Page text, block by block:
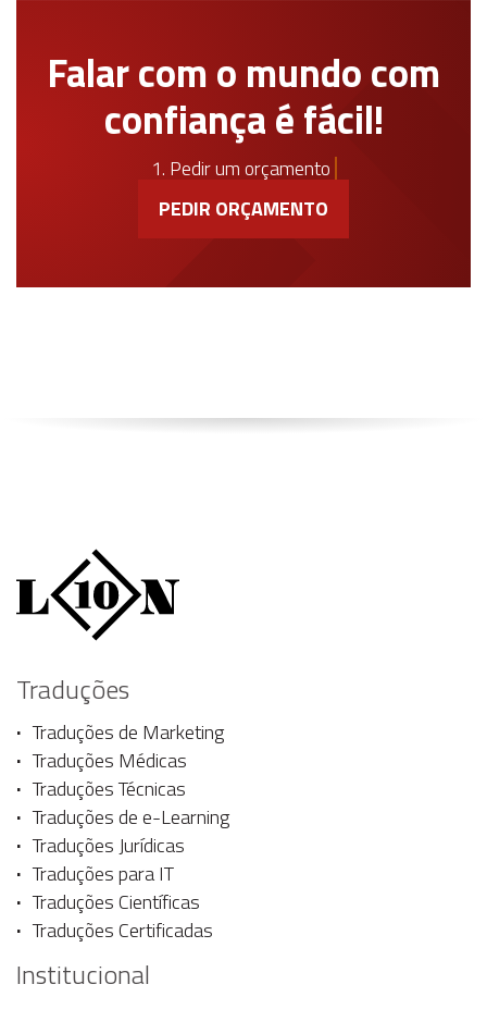
Falar com o mundo com
confiança é fácil!
1. Pedir um orçamento
PEDIR ORÇAMENTO
Traduções
Traduções de Marketing
Traduções Médicas
Traduções Técnicas
Traduções de e-Learning
Traduções Jurídicas
Traduções para IT
Traduções Científicas
Traduções Certificadas
Institucional